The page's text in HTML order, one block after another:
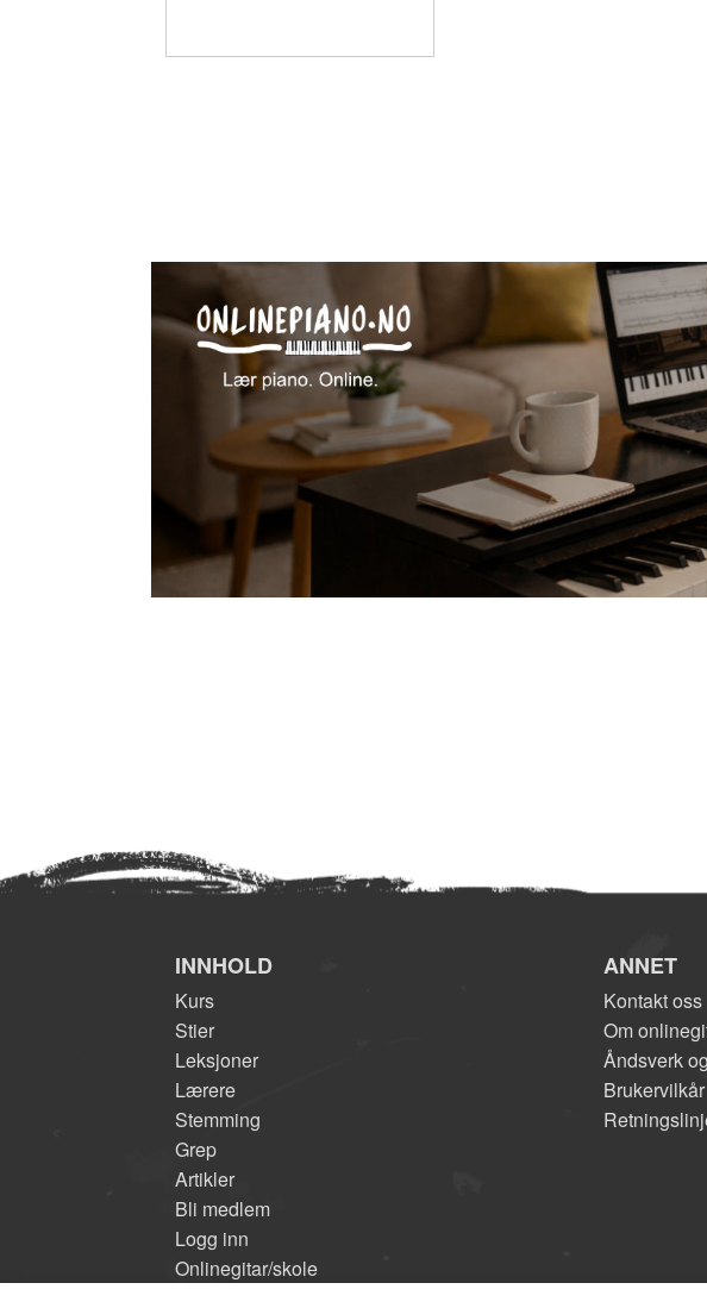
INNHOLD
Kurs
Stier
Leksjoner
Lærere
Stemming
Grep
Artikler
Bli medlem
Logg inn
Onlinegitar/skole
ANNET
Kontakt oss
Om
Åndsverk
Brukervilkår